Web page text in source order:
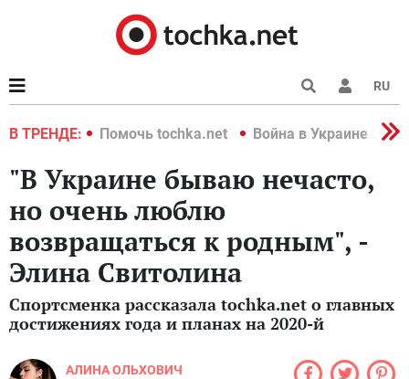
RU
В ТРЕНДЕ:
2022 Помочь tochka.net Война в Украине 2022
"В Украине бываю нечасто,
но очень люблю
возвращаться к родным", -
Элина Свитолина
Спортсменка рассказала tochka.net о главных
достижениях года и планах на 2020-й
АЛИНА ОЛЬХОВИЧ